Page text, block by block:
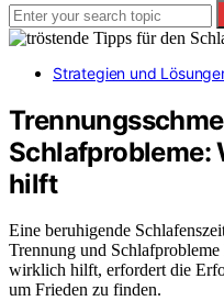
Strategien und
Schlafprobleme:
hilft
Eine beruhigende
Trennung und
wirklich hilft, erfordert die
um Frieden zu finden.